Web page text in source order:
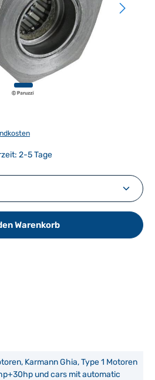
2-5 Tage
den gewünschten Wert ein
Warenkorb
Karmann Ghia, Type 1 Motoren
und cars mit automatic